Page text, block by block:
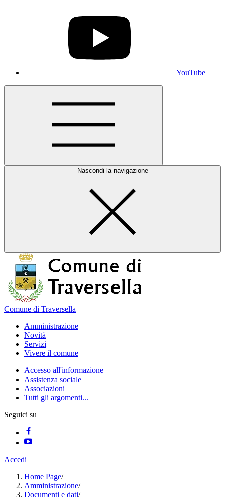
YouTube
Nascondi la navigazione
Comune di Traversella
Amministrazione
Novità
Servizi
Vivere il comune
Accesso all'informazione
Assistenza sociale
Associazioni
Tutti gli argomenti...
Seguici su
Accedi
Home Page/
Amministrazione/
Documenti e dati/